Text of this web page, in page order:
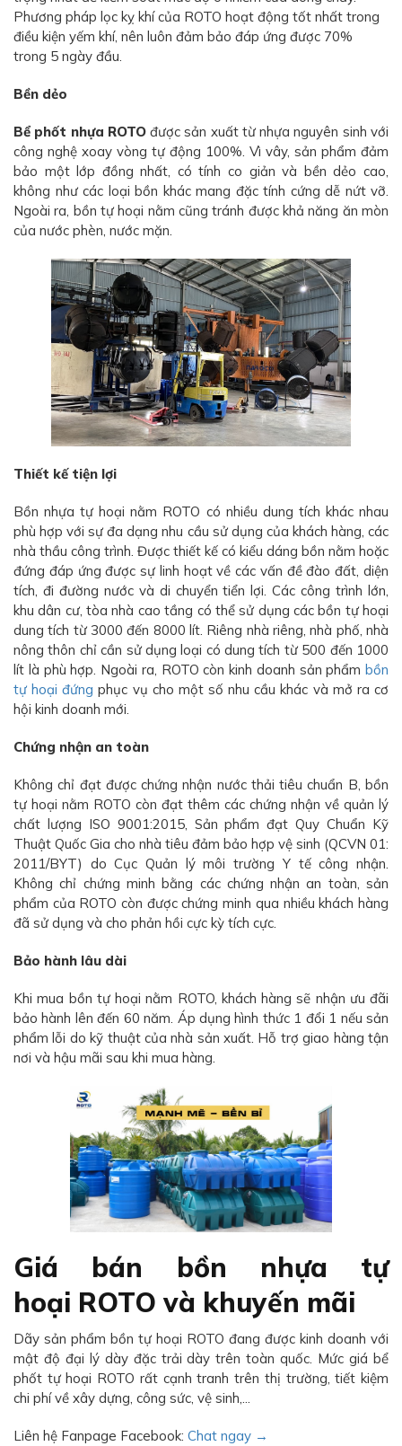
Phương pháp lọc kỵ khí của ROTO hoạt động tốt nhất trong
điều kiện yếm khí, nên luôn đảm bảo đáp ứng được 70%
trong 5 ngày đầu.
Bền dẻo
Bể phốt nhựa ROTOđược sản xuất từ nhựa nguyên sinh với
công nghệ xoay vòng tự động 100%. Vì vây, sản phẩm đảm
bảo một lớp đồng nhất, có tính co giản và bền dẻo cao,
không như các loại bồn khác mang đặc tính cứng dễ nứt vỡ.
Ngoài ra, bồn tự hoại nằm cũng tránh được khả năng ăn mòn
của nước phèn, nước mặn.
Thiết kế tiện lợi
Bồn nhựa tự hoại nằm ROTO có nhiều dung tích khác nhau
phù hợp với sự đa dạng nhu cầu sử dụng của khách hàng, các
nhà thầu công trình. Được thiết kế có kiểu dáng bồn nằm hoặc
đứng đáp ứng được sự linh hoạt về các vấn đề đào đất, diện
tích, đi đường nước và di chuyển tiển lợi. Các công trình lớn,
khu dân cư, tòa nhà cao tầng có thể sử dụng các bồn tự hoại
dung tích từ 3000 đến 8000 lít. Riêng nhà riêng, nhà phố, nhà
nông thôn chỉ cần sử dụng loại có dung tích từ 500 đến 1000
lít là phù hợp. Ngoài ra, ROTO còn kinh doanh sản phẩm bồn
tự hoại đứng phục vụ cho một số nhu cầu khác và mở ra cơ
hội kinh doanh mới.
Chứng nhận an toàn
Không chỉ đạt được chứng nhận nước thải tiêu chuẩn B, bồn
tự hoại nằm ROTO còn đạt thêm các chứng nhận về quản lý
chất lượng ISO 9001:2015, Sản phẩm đạt Quy Chuẩn Kỹ
Thuật Quốc Gia cho nhà tiêu đảm bảo hợp vệ sinh (QCVN 01:
2011/BYT) do Cục Quản lý môi trường Y tế công nhận.
Không chỉ chứng minh bằng các chứng nhận an toàn, sản
phẩm của ROTO còn được chứng minh qua nhiều khách hàng
đã sử dụng và cho phản hồi cực kỳ tích cực.
Bảo hành lâu dài
Khi mua bồn tự hoại nằm ROTO, khách hàng sẽ nhận ưu đãi
bảo hành lên đến 60 năm. Áp dụng hình thức 1 đổi 1 nếu sản
phẩm lỗi do kỹ thuật của nhà sản xuất. Hỗ trợ giao hàng tận
nơi và hậu mãi sau khi mua hàng.
Giá bán bồn nhựa tự
hoại ROTO và khuyến mãi
Dãy sản phẩm bồn tự hoại ROTO đang được kinh doanh với
mật độ đại lý dày đặc trải dày trên toàn quốc. Mức giá bể
phốt tự hoại ROTO rất cạnh tranh trên thị trường, tiết kiệm
chi phí về xây dựng, công sức, vệ sinh,...
Liên hệ Fanpage Facebook: Chat ngay →